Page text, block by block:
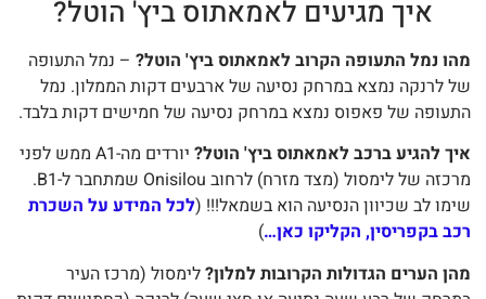
איך מגיעים לאמאתוס ביץ' הוטל?
נמל התעופה הקרוב לאמאתוס ביץ' הוטל?– נמל התעופה
לרנקה נמצא במרחק נסיעה של ארבעים דקות הממלון. נמל
של פאפוס נמצא במרחק נסיעה של חמישים דקות בלבד.
להגיע ברכב לאמאתוס ביץ' הוטל?
יורדים מה-A1 ממש לפני
מרכזה של לימסול (מצד מזרח) לרחוב Onisilou שמתחבר ל-B1.
לב שכיוון הנסיעה הוא בשמאל!!! (לכל המידע על השכרת
בקפריסין, הקליקו כאן…)
הערים הגדולות הקרובות למלון?לימסול (מרכז העיר